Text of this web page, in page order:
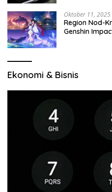
Oktober 11, 2025
Region Nod-
Genshin
Ekonomi & Bisnis